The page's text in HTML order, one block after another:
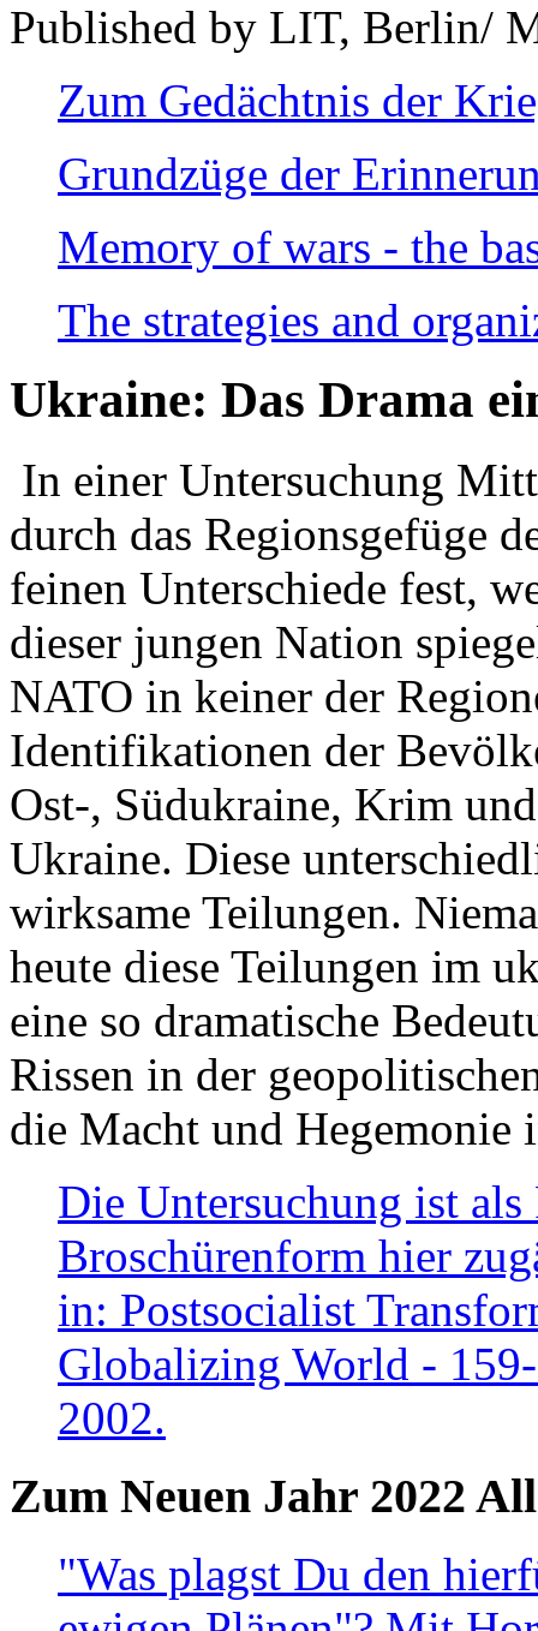
Published by LIT, Berlin/
Zum Gedächtnis der
Grundzüge der
Memory of wars - the
The strategies and
Ukraine: Das Drama
In einer Untersuchung
durch das Regionsgefüge
feinen Unterschiede fest,
dieser jungen Nation
NATO in keiner der
Identifikationen der
Ost-, Südukraine, Krim
Ukraine. Diese
wirksame Teilungen.
heute diese Teilungen im
eine so dramatische
Rissen in der
die Macht und Hegemonie
Die Untersuchung ist
Broschürenform hier
in: Postsocialist
Globalizing World -
2002.
Zum Neuen Jahr 2022
"Was plagst Du den